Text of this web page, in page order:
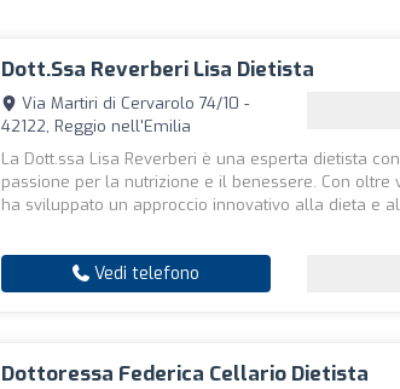
Dott.ssa Reverberi Lisa Dietista
Via Martiri di Cervarolo 74/10 -
42122, Reggio nell'Emilia
La Dott.ssa Lisa Reverberi è una esperta dietista
passione per la nutrizione e il benessere. Con oltre
ha sviluppato un approccio innovativo alla dieta e al
Vedi telefono
Dottoressa Federica Cellario Dietista